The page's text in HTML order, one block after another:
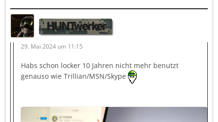
HUNTwerker
29. Mai 2024 um 11:15
Habs schon locker 10 Jahren nicht mehr benutzt
genauso wie Trillian/MSN/Skype